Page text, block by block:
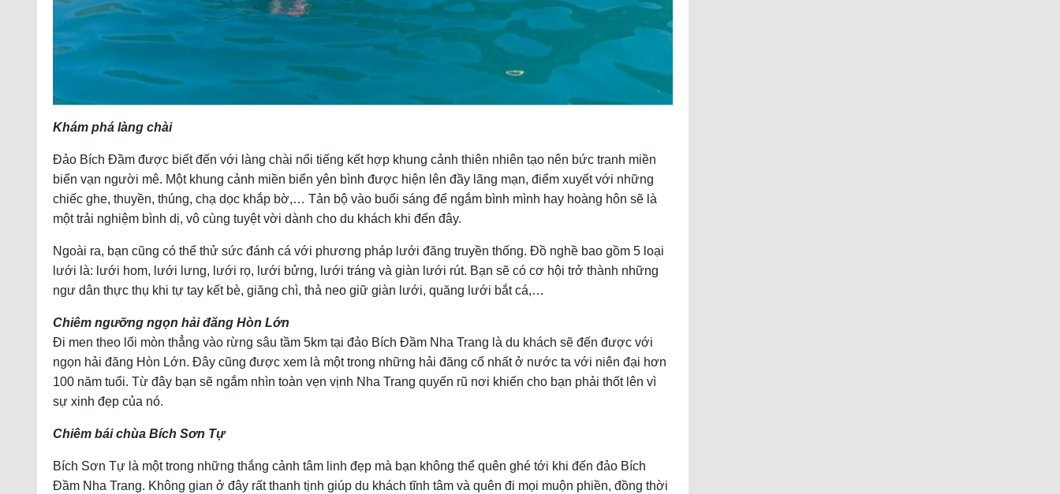
Khám phá làng chài
Đảo Bích Đầm được biết đến với làng chài nổi tiếng kết hợp khung cảnh thiên nhiên tạo nên bức tranh miền
biển vạn người mê. Một khung cảnh miền biển yên bình được hiện lên đầy lãng mạn, điểm xuyết với những
chiếc ghe, thuyền, thúng, chạ dọc khắp bờ,… Tản bộ vào buổi sáng để ngắm bình mình hay hoàng hôn sẽ là
một trải nghiệm bình dị, vô cùng tuyệt vời dành cho du khách khi đến đây.
Ngoài ra, bạn cũng có thể thử sức đánh cá với phương pháp lưới đăng truyền thống. Đồ nghề bao gồm 5 loại
lưới là: lưới hom, lưới lưng, lưới rọ, lưới bửng, lưới tráng và giàn lưới rút. Bạn sẽ có cơ hội trở thành những
ngư dân thực thụ khi tự tay kết bè, giăng chì, thả neo giữ giàn lưới, quăng lưới bắt cá,…
Chiêm ngưỡng ngọn hải đăng Hòn Lớn
Đi men theo lối mòn thẳng vào rừng sâu tầm 5km tại đảo Bích Đầm Nha Trang là du khách sẽ đến được với
ngọn hải đăng Hòn Lớn. Đây cũng được xem là một trong những hải đăng cổ nhất ở nước ta với niên đại hơn
100 năm tuổi. Từ đây bạn sẽ ngắm nhìn toàn vẹn vịnh Nha Trang quyến rũ nơi khiến cho bạn phải thốt lên vì
sự xinh đẹp của nó.
Chiêm bái chùa Bích Sơn Tự
Bích Sơn Tự là một trong những thắng cảnh tâm linh đẹp mà bạn không thể quên ghé tới khi đến đảo Bích
Đầm Nha Trang. Không gian ở đây rất thanh tịnh giúp du khách tĩnh tâm và quên đi mọi muộn phiền, đồng thời